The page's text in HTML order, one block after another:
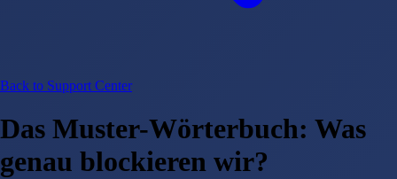
Back to Support Center
Das Muster-Wörterbuch: Was
genau blockieren wir?